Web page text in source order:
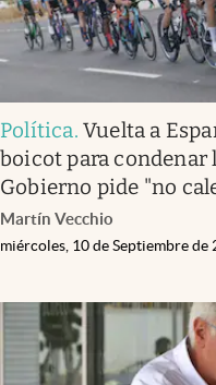
Política.Vuelta a
boicot para condenar
Gobierno pide "no
Martín Vecchio
miércoles, 10 de Septiembre de